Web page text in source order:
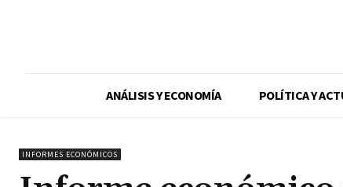
ANÁLISIS Y ECONOMÍA POLÍTICA Y
INFORMES ECONÓMICOS